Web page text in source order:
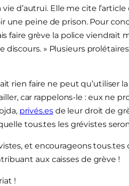
d’autrui. Elle me cite
une peine de prison. Pour
faire grève la police viendrait
discours. » Plusieurs
rien faire ne peut qu’utiliser
car rappelons-le : eux ne
privés.esde leur droit de
tous.tes les grévistes
et encourageons
aux caisses de grève !
!